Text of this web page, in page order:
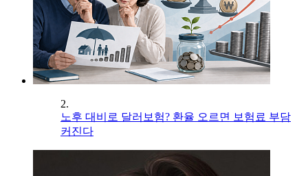
2.
노후 대비로 달러보험? 환율 오르면 보험료 부담
커진다